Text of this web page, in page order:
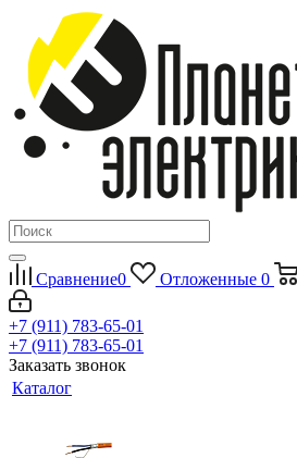
Сравнение0 Отложенные 0
+7 (911) 783-65-01
+7 (911) 783-65-01
Заказать звонок
Каталог